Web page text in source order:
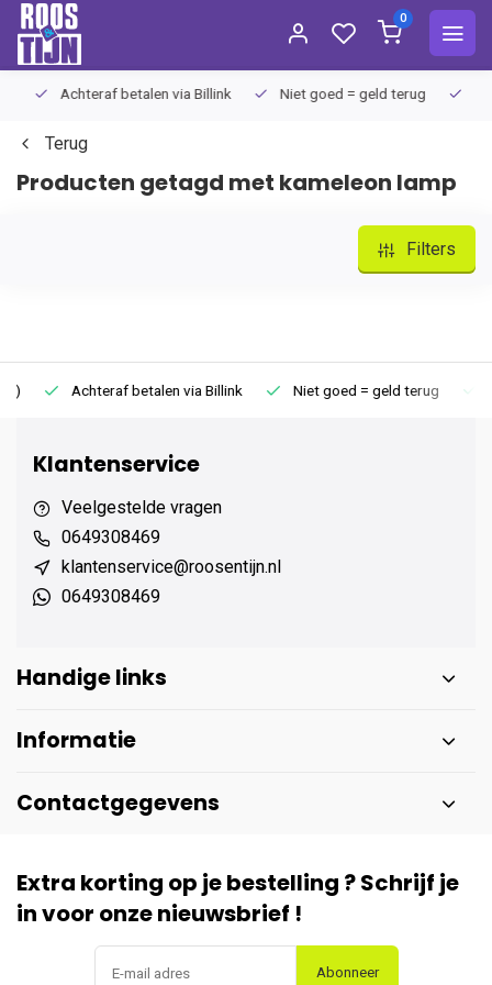
0
Achteraf betalen via Billink Niet goed = geld terug
Terug
Producten getagd met kameleon lamp
Filters
Achteraf betalen via Billink Niet goed = geld terug
Klantenservice
Veelgestelde vragen
0649308469
klantenservice@roosentijn.nl
0649308469
Handige links
Informatie
Contactgegevens
Extra korting op je bestelling ? Schrijf je
in voor onze nieuwsbrief !
Abonneer